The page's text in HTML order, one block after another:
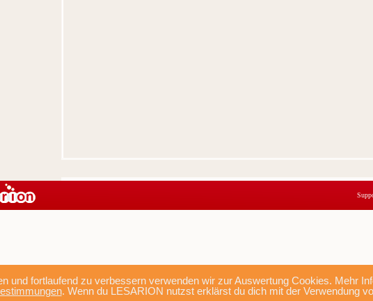
und fortlaufend zu verbessern verwenden wir zur Auswertung Cookies. Mehr
. Wenn du LESARION nutzst erklärst du dich mit der Verwendung